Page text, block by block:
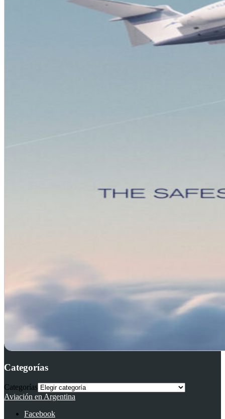
Categorías
Categorías
Aviación en Argentina
Facebook